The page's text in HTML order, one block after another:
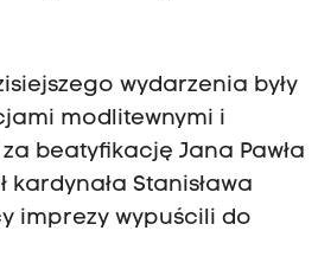
wydarzenia były
modlitewnymi i
beatyfikację Jana Pawła
Stanisława
imprezy wypuścili do